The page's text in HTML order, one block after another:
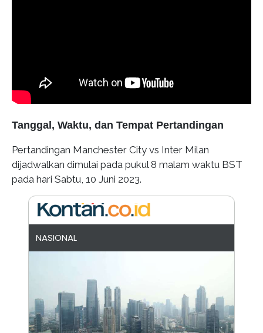
Tanggal, Waktu, dan Tempat Pertandingan
Pertandingan Manchester City vs Inter Milan
dijadwalkan dimulai pada pukul 8 malam waktu BST
pada hari Sabtu, 10 Juni 2023.
NASIONAL